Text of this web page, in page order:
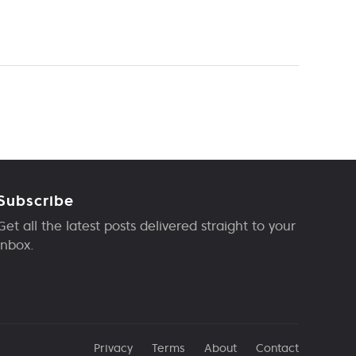
all the latest posts delivered straight to your
Privacy Terms About Contact